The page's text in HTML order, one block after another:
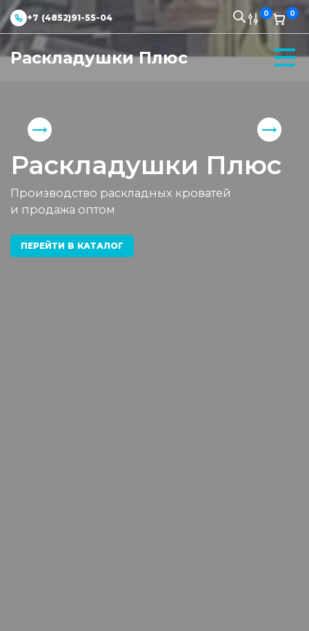
+7 (4852)91-55-04 0 0
Раскладушки Плюс
Раскладушки Плюс
Производство раскладных кроватей
и продажа оптом
ПЕРЕЙТИ В КАТАЛОГ